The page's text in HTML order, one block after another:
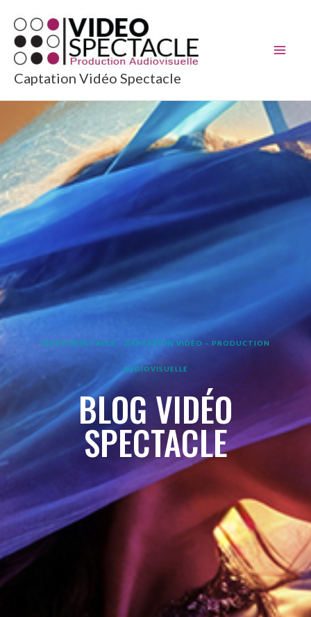
contenu
Captation Vidéo Spectacle
VIDEO SPECTACLE – CAPTATION VIDÉO – PRODUCTION
AUDIOVISUELLE
BLOG VIDÉO
SPECTACLE